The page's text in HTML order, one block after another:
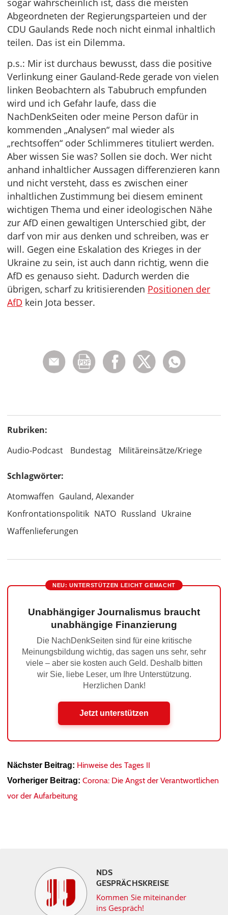
sogar wahrscheinlich ist, dass die meisten
Abgeordneten der Regierungsparteien und der
CDU Gaulands Rede noch nicht einmal inhaltlich
teilen. Das ist ein Dilemma.
p.s.: Mir ist durchaus bewusst, dass die positive
Verlinkung einer Gauland-Rede gerade von vielen
linken Beobachtern als Tabubruch empfunden
wird und ich Gefahr laufe, dass die
NachDenkSeiten oder meine Person dafür in
kommenden „Analysen“ mal wieder als
„rechtsoffen“ oder Schlimmeres tituliert werden.
Aber wissen Sie was? Sollen sie doch. Wer nicht
anhand inhaltlicher Aussagen differenzieren kann
und nicht versteht, dass es zwischen einer
inhaltlichen Zustimmung bei diesem eminent
wichtigen Thema und einer ideologischen Nähe
zur AfD einen gewaltigen Unterschied gibt, der
darf von mir aus denken und schreiben, was er
will. Gegen eine Eskalation des Krieges in der
Ukraine zu sein, ist auch dann richtig, wenn die
AfD es genauso sieht. Dadurch werden die
übrigen, scharf zu kritisierenden Positionen der
AfD kein Jota besser.
Rubriken:
Audio-Podcast
Bundestag Militäreinsätze/Kriege
Schlagwörter:
Atomwaffen Gauland, Alexander
Konfrontationspolitik NATO Russland Ukraine
Waffenlieferungen
NEU: UNTERSTÜTZEN LEICHT GEMACHT
Unabhängiger Journalismus braucht
unabhängige Finanzierung
Die NachDenkSeiten sind für eine kritische
Meinungsbildung wichtig, das sagen uns sehr, sehr
viele – aber sie kosten auch Geld. Deshalb bitten
wir Sie, liebe Leser, um Ihre Unterstützung.
Herzlichen Dank!
Jetzt unterstützen
Nächster Beitrag: Hinweise des Tages II
Vorheriger Beitrag: Corona: Die Angst der Verantwortlichen
vor der Aufarbeitung
NDS
GESPRÄCHSKREISE
Kommen Sie miteinander
ins Gespräch!